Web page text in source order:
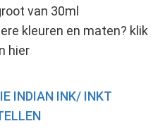
van 30ml
kleuren en maten? klik
hier
INDIAN INK/ INKT